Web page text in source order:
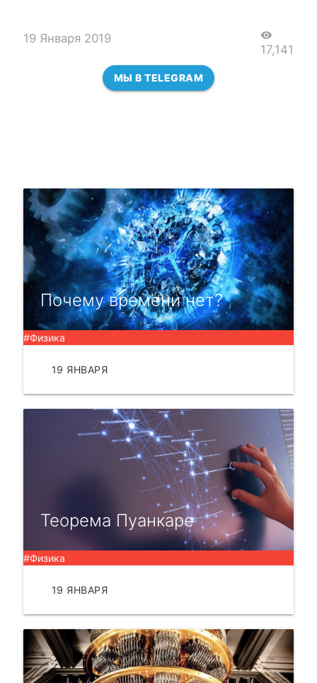
19 Января 2019 visibility
17,141
МЫ В TELEGRAM
Почему времени нет?
#Физика
19 ЯНВАРЯ
Теорема Пуанкаре
#Физика
19 ЯНВАРЯ